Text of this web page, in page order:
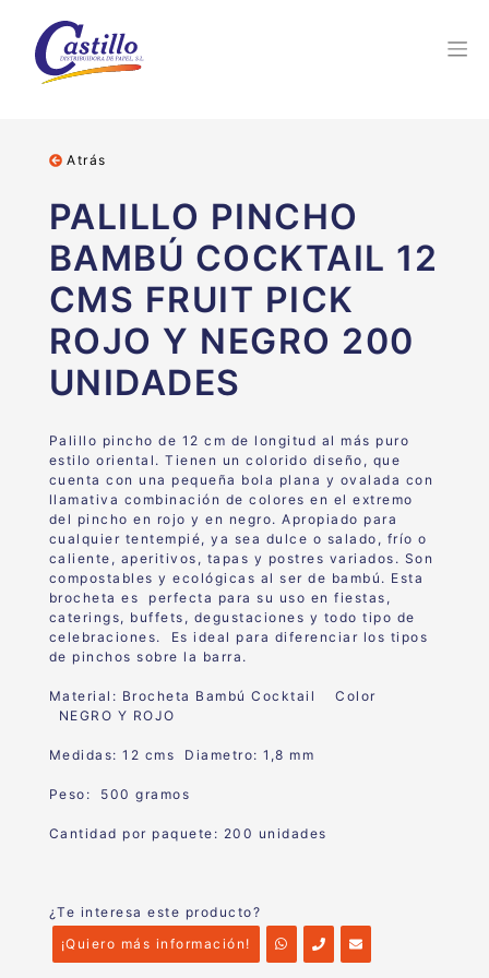
Atrás
PALILLO PINCHO
BAMBÚ COCKTAIL 12
CMS FRUIT PICK
ROJO Y NEGRO 200
UNIDADES
Palillo pincho de 12 cm de longitud al más puro
estilo oriental. Tienen un colorido diseño, que
cuenta con una pequeña bola plana y ovalada con
llamativa combinación de colores en el extremo
del pincho en rojo y en negro. Apropiado para
cualquier tentempié, ya sea dulce o salado, frío o
caliente, aperitivos, tapas y postres variados. Son
compostables y ecológicas al ser de bambú. Esta
brocheta es perfecta para su uso en fiestas,
caterings, buffets, degustaciones y todo tipo de
celebraciones. Es ideal para diferenciar los tipos
de pinchos sobre la barra.
Material: Brocheta Bambú Cocktail
Color
NEGRO Y ROJO
Medidas: 12 cms Diametro: 1,8 mm
Peso: 500 gramos
Cantidad por paquete: 200 unidades
¿Te interesa este producto?
¡Quiero más información!